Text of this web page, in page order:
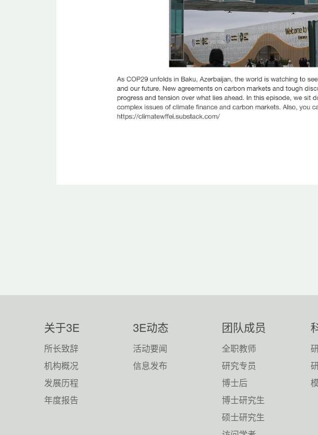
关于3E
所长致辞
机构概况
发展历程
年度报告
3E动态
活动要闻
信息发布
团队成员
全职教师
研究专员
博士后
博士研究生
硕士研究生